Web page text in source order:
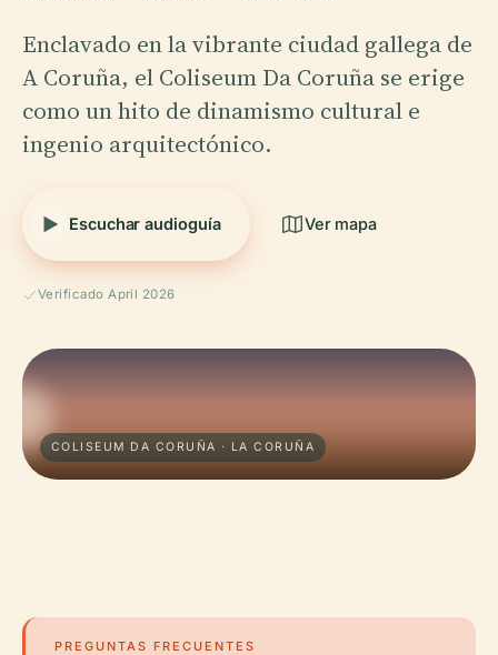
Enclavado en la vibrante ciudad gallega de
A Coruña, el Coliseum Da Coruña se erige
como un hito de dinamismo cultural e
ingenio arquitectónico.
Escuchar audioguía Ver mapa
Verificado April 2026
COLISEUM DA CORUÑA · LA CORUÑA
PREGUNTAS FRECUENTES